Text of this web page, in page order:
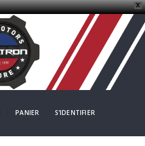
X
PANIER S'IDENTIFIER